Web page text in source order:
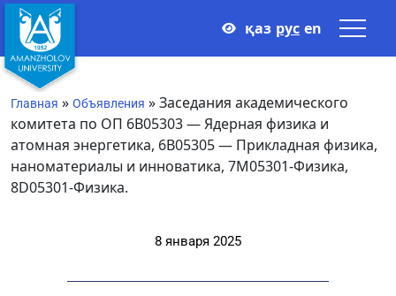
қаз рус en
Главная » Объявления »Заседания академического
комитета по ОП 6В05303 — Ядерная физика и
атомная энергетика, 6В05305 — Прикладная физика,
наноматериалы и инноватика, 7М05301-Физика,
8D05301-Физика.
8 января 2025